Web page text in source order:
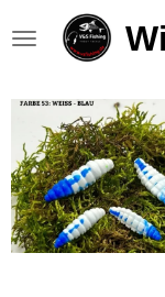
Hauptinhalt